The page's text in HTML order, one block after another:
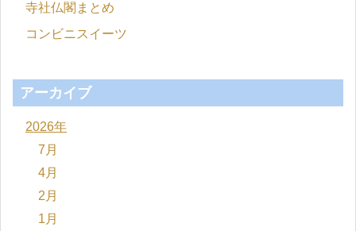
寺社仏閣まとめ
コンビニスイーツ
アーカイブ
2026年
7月
4月
2月
1月